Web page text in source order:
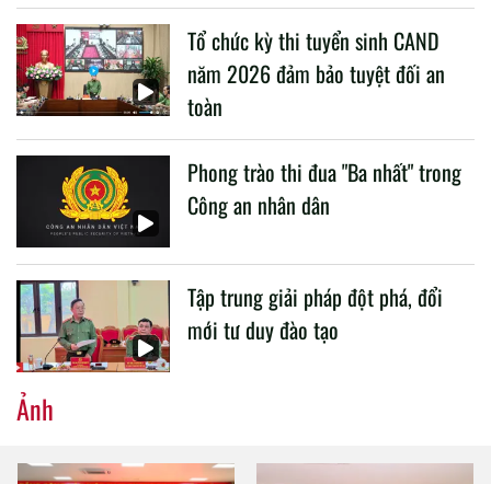
liên quan đến công tác giáo dục và đào tạo của lực lượng
CAND.
Tổ chức kỳ thi tuyển sinh CAND
năm 2026 đảm bảo tuyệt đối an
toàn
Phong trào thi đua "Ba nhất" trong
Công an nhân dân
Tập trung giải pháp đột phá, đổi
mới tư duy đào tạo
Ảnh